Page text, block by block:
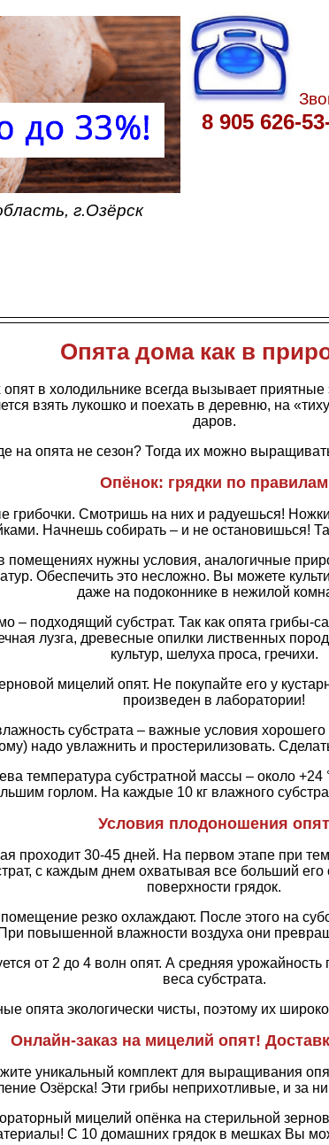
8 905 626-
г.Озёрск
Опята дома как в
в холодильнике всегда вызывает
взять лукошко и поехать в деревню, на
даров.
на опята не сезон? Тогда их можно
Опёнок: грядки по правилам
грибочки. Смотришь на них и радуешься!
Начнешь собирать – и не остановишься!
нужны условия, аналогичные
Обеспечить это несложно. Вы можете
даже на подоконнике в нежилой
– подходящий субстрат. Так как опята
лузга, древесные опилки лиственных
культур, шелуха проса, гречихи.
мицелий опят. Не покупайте его у
произведен в лаборатории!
субстрата – важные условия
надо увлажнить и простерилизовать.
температура субстратной массы – около +24
горлом. На каждые 10 кг влажного
Условия плодоношения опят
проходит 30-45 дней. На первом этапе при
с каждым днем охватывая все больший
поверхности грядок.
резко охлаждают. После этого на
При повышенной влажности воздуха они
от 2 до 4 волн опят. А средняя урожайность
веса субстрата.
опята экологически чисты, поэтому их
Онлайн-заказ на мицелий опят!
уникальный комплект для выращивания
Озёрска! Эти грибы неприхотливые, и за
мицелий опёнка на стерильной
С 10 домашних грядок в мешках Вы